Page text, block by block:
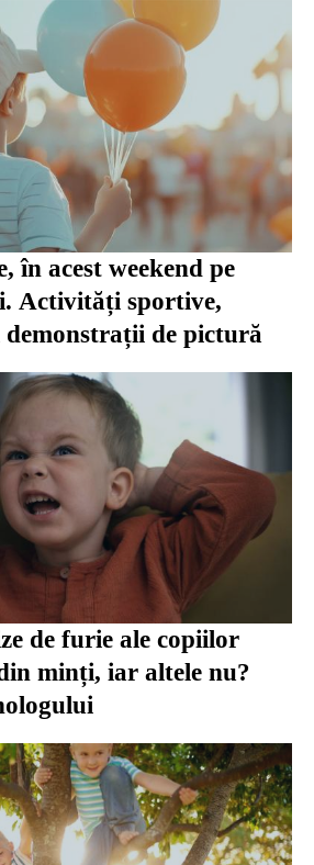
în acest weekend pe
Activități sportive,
demonstrații de pictură
de furie ale copiilor
minți, iar altele nu?